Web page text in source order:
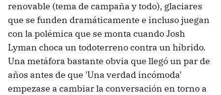
renovable (tema de campaña y todo), glaciares
que se funden dramáticamente e incluso juegan
con la polémica que se monta cuando Josh
Lyman choca un todoterreno contra un híbrido.
Una metáfora bastante obvia que llegó un par de
años antes de que 'Una verdad incómoda'
empezase a cambiar la conversación en torno a